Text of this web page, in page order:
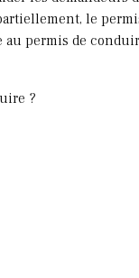
le
permis de
?